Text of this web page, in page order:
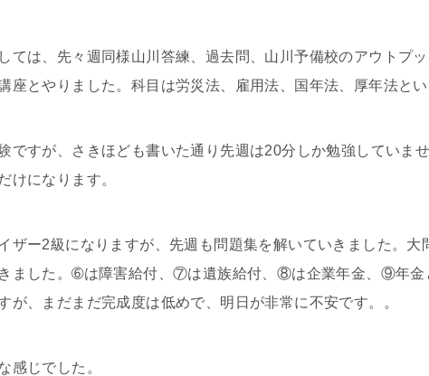
ては、先々週同様山川答練、過去問、山川予備校のアウトプッ
座とやりました。科目は労災法、雇用法、国年法、厚年法とい
ですが、さきほども書いた通り先週は20分しか勉強していま
けになります。
ザー2級になりますが、先週も問題集を解いていきました
ました。➅は障害給付、⑦は遺族給付、⑧は企業年金、⑨年金
が、まだまだ完成度は低めで、明日が非常に不安です。。
感じでした。